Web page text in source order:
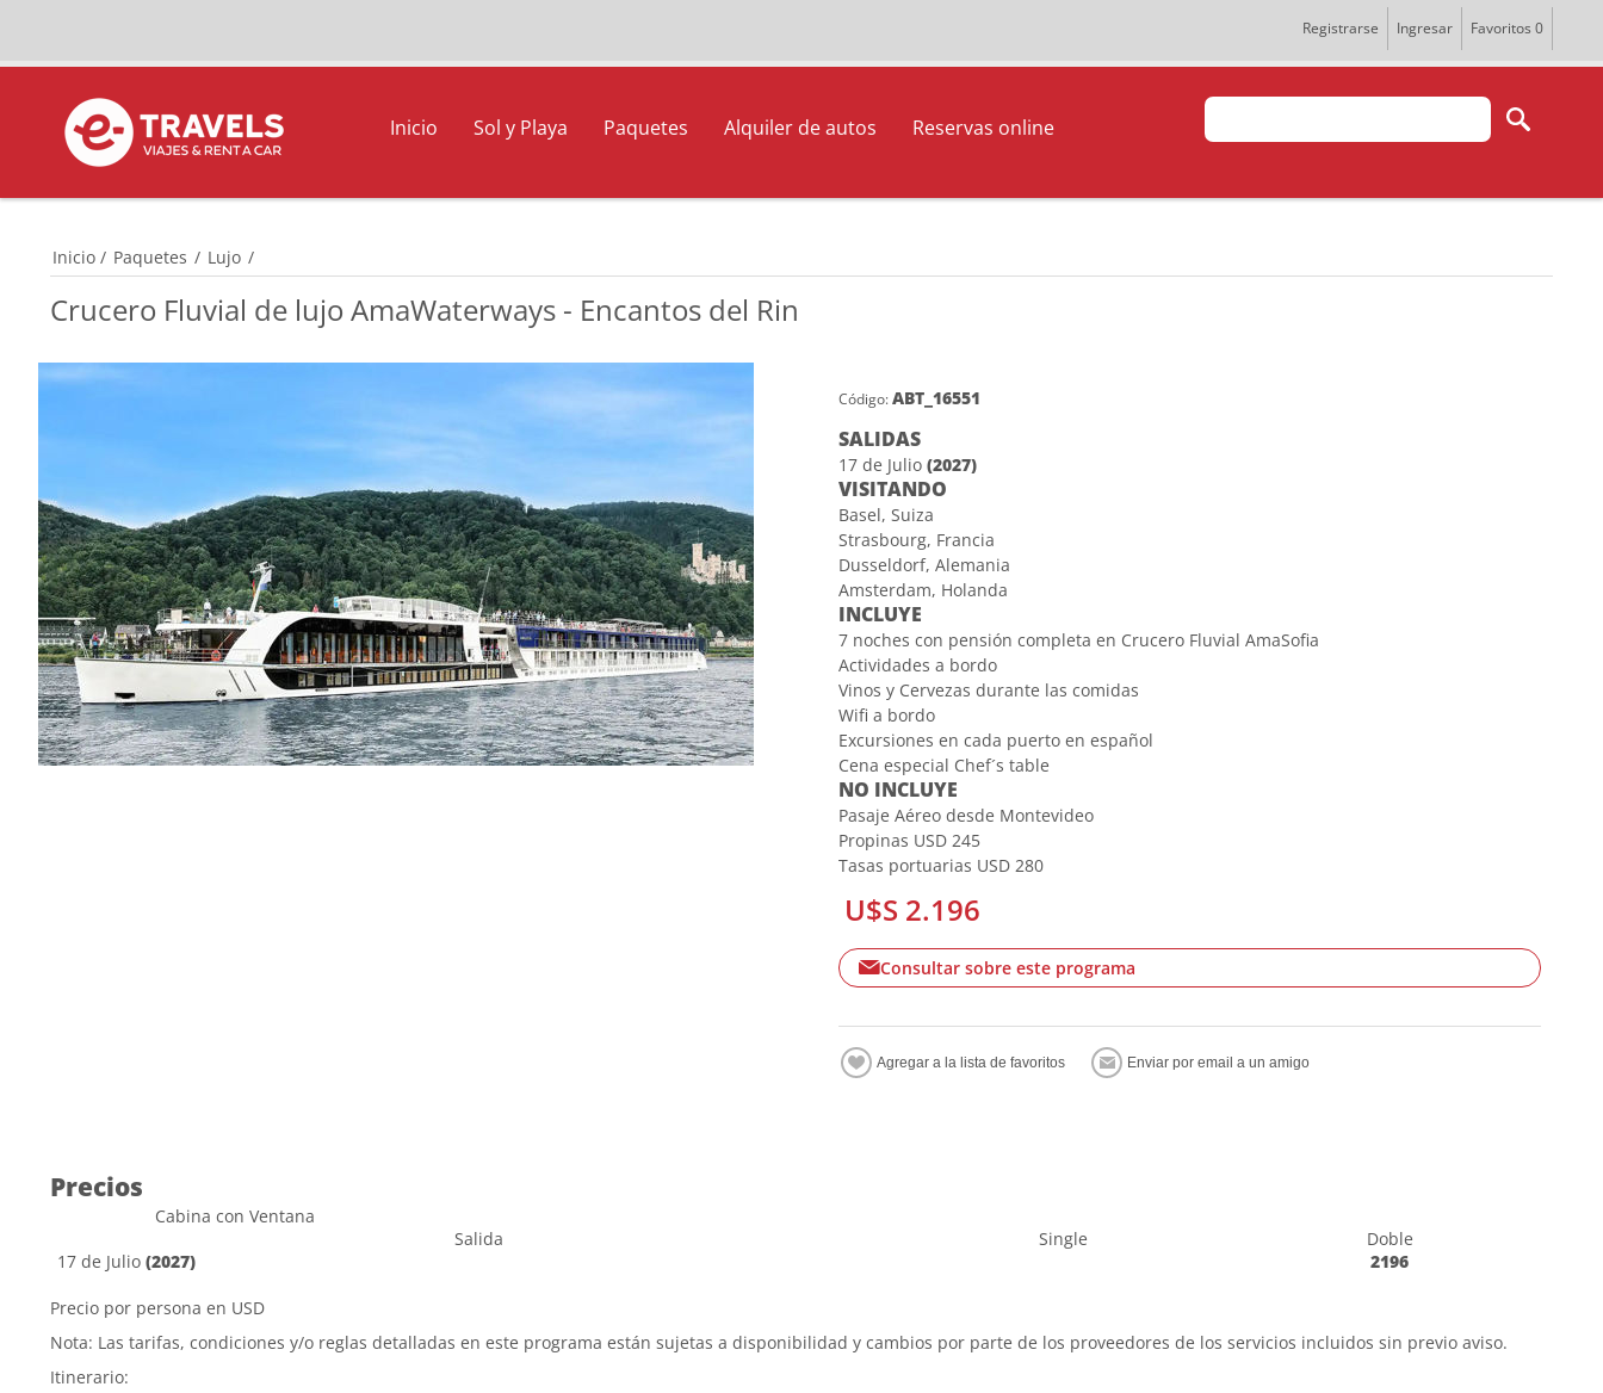
Registrarse Ingresar Favoritos 0
Inicio Sol y Playa Paquetes Alquiler de autos Reservas online
Inicio / Paquetes / Lujo /
Crucero Fluvial de lujo AmaWaterways - Encantos del Rin
Código:ABT_16551
SALIDAS
17 de Julio(2027)
VISITANDO
Basel, Suiza
Strasbourg, Francia
Dusseldorf, Alemania
Amsterdam, Holanda
INCLUYE
7 noches con pensión completa en Crucero Fluvial AmaSofia
Actividades a bordo
Vinos y Cervezas durante las comidas
Wifi a bordo
Excursiones en cada puerto en español
Cena especial Chef´s table
NO INCLUYE
Pasaje Aéreo desde Montevideo
Propinas USD 245
Tasas portuarias USD 280
U$S 2.196
Consultar sobre este programa
Precios
Cabina con Ventana
Salida
Single
Doble
17 de Julio (2027) 2196
Precio por persona en USD
Nota: Las tarifas, condiciones y/o reglas detalladas en este programa están sujetas a disponibilidad y cambios por parte de los proveedores de los servicios incluidos sin previo aviso.
Itinerario: